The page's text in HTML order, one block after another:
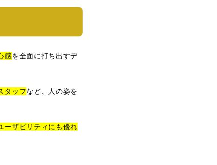
感を全面に打ち出すデ
タッフなど、人の姿を
ーザビリティにも優れ